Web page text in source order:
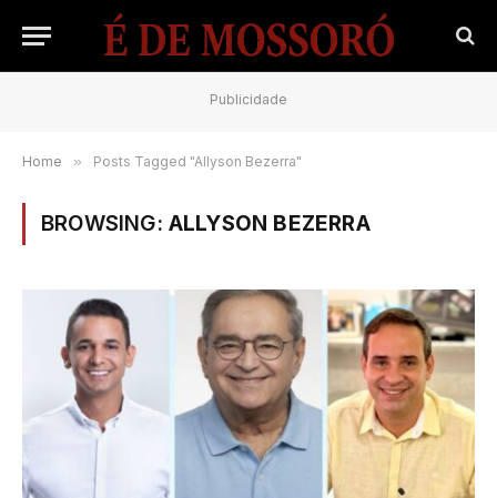
Publicidade
Home » Posts Tagged "Allyson Bezerra"
BROWSING: ALLYSON BEZERRA